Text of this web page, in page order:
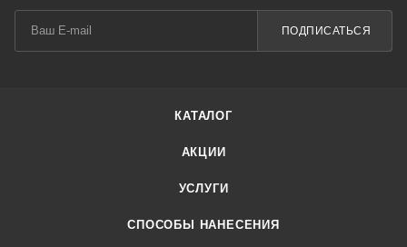
ПОДПИСАТЬСЯ
КАТАЛОГ
АКЦИИ
УСЛУГИ
СПОСОБЫ НАНЕСЕНИЯ